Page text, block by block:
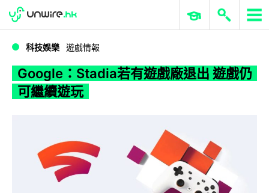
WWDC 2026 ERP 與商業 AI
科技娛樂 遊戲情報
Google：Stadia若有遊戲廠退出 遊戲仍
可繼續遊玩